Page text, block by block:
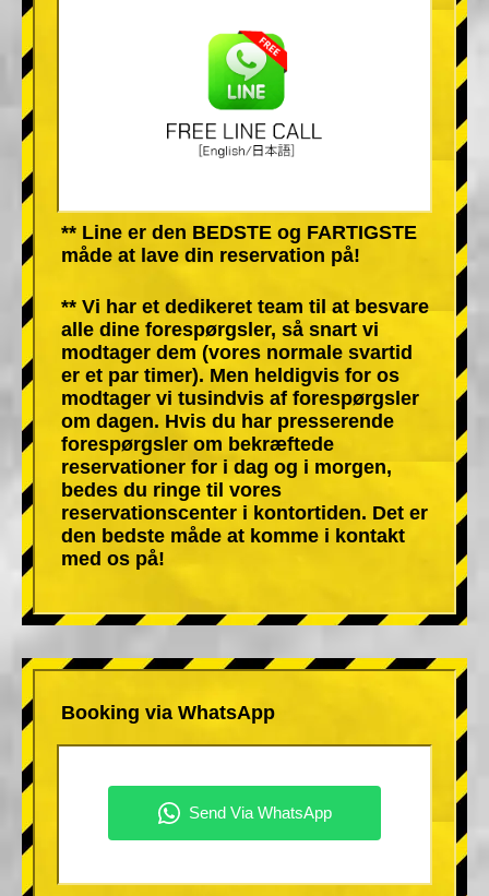
** Line er den BEDSTE og FARTIGSTE
måde at lave din reservation på!
** Vi har et dedikeret team til at besvare
alle dine forespørgsler, så snart vi
modtager dem (vores normale svartid
er et par timer). Men heldigvis for os
modtager vi tusindvis af forespørgsler
om dagen. Hvis du har presserende
forespørgsler om bekræftede
reservationer for i dag og i morgen,
bedes du ringe til vores
reservationscenter i kontortiden. Det er
den bedste måde at komme i kontakt
med os på!
Booking via WhatsApp